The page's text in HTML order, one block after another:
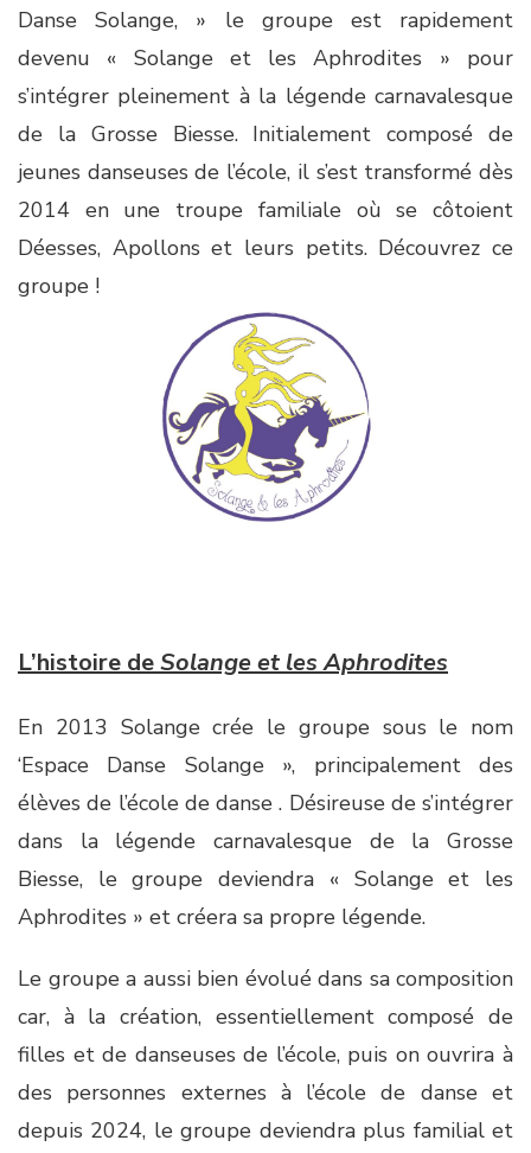
Danse Solange, » le groupe est rapidement
devenu « Solange et les Aphrodites » pour
s’intégrer pleinement à la légende carnavalesque
de la Grosse Biesse. Initialement composé de
jeunes danseuses de l’école, il s’est transformé dès
2014 en une troupe familiale où se côtoient
Déesses, Apollons et leurs petits. Découvrez ce
groupe !
L’histoire deSolange et les Aphrodites
En 2013 Solange crée le groupe sous le nom
‘Espace Danse Solange », principalement des
élèves de l’école de danse . Désireuse de s’intégrer
dans la légende carnavalesque de la Grosse
Biesse, le groupe deviendra « Solange et les
Aphrodites » et créera sa propre légende.
Le groupe a aussi bien évolué dans sa composition
car, à la création, essentiellement composé de
filles et de danseuses de l’école, puis on ouvrira à
des personnes externes à l’école de danse et
depuis 2024, le groupe deviendra plus familial et